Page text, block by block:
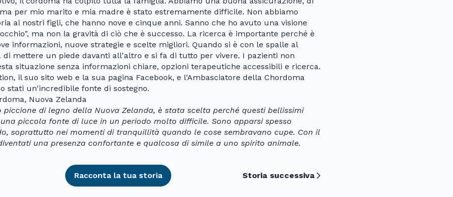
per mio marito e mia madre è stato estremamente difficile. Non abbiamo
ai nostri figli, che hanno nove e cinque anni. Sanno che ho avuto una visione
ma non la gravità di ciò che è successo. La ricerca è importante perché è
informazioni, nuove strategie e scelte migliori. Quando si è con le spalle al
mettere un piede davanti all'altro e si fa di tutto per vivere. I pazienti non
situazione senza informazioni chiare, opzioni terapeutiche accessibili e ricerca.
il suo sito web e la sua pagina Facebook, e l'Ambasciatore della Chordoma
stati un'incredibile fonte di sostegno.
Nuova Zelanda
piccione di legno della Nuova Zelanda, è stata scelta perché questi bellissimi
piccola fonte di luce in un periodo molto difficile. Sono apparsi spesso
soprattutto nei momenti di tranquillità quando le cose sembravano cupe. Con il
una presenza confortante e qualcosa di simile a uno spirito animale.
Racconta la tua storia Storia successiva